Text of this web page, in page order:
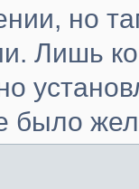
но
Лишь
было